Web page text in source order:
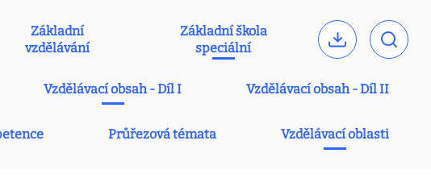
Základní
vzdělávání
Základní škola
speciální
Vzdělávací obsah - Díl I Vzdělávací obsah - Díl II
Průřezová témata Vzdělávací oblasti